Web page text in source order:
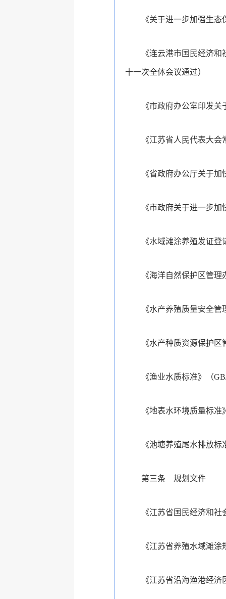
《关于进一步加强生
《连云港市国民经济
十一次全体会议通过）
《市政府办公室印发
《江苏省人民代表大
《省政府办公厅关于
《市政府关于进一步
《水域滩涂养殖发证登
《海洋自然保护区管理
《水产养殖质量安全管
《水产种质资源保护
《渔业水质标准》（
《地表水环境质量标准
《池塘养殖尾水排放标
第三条 规划文件
《江苏省国民经济和
《江苏省养殖水域滩
《江苏省沿海渔港经